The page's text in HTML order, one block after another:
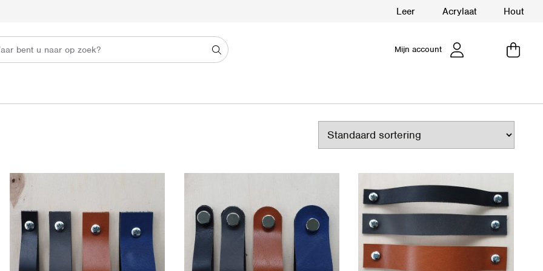
Leer Acrylaat Hout
Mijn account